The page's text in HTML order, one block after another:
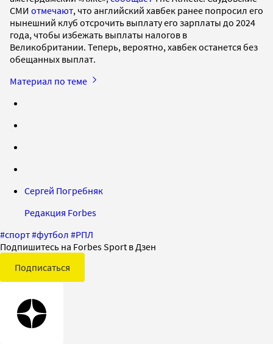
СМИ отмечают, что английский хавбек ранее попросил его
нынешний клуб отсрочить выплату его зарплаты до 2024
года, чтобы избежать выплаты налогов в
Великобритании. Теперь, вероятно, хавбек останется без
обещанных выплат.
Материал по теме
Сергей Погребняк
Редакция Forbes
#спорт#футбол #РПЛ
Подпишитесь на Forbes Sport в Дзен
Подписаться